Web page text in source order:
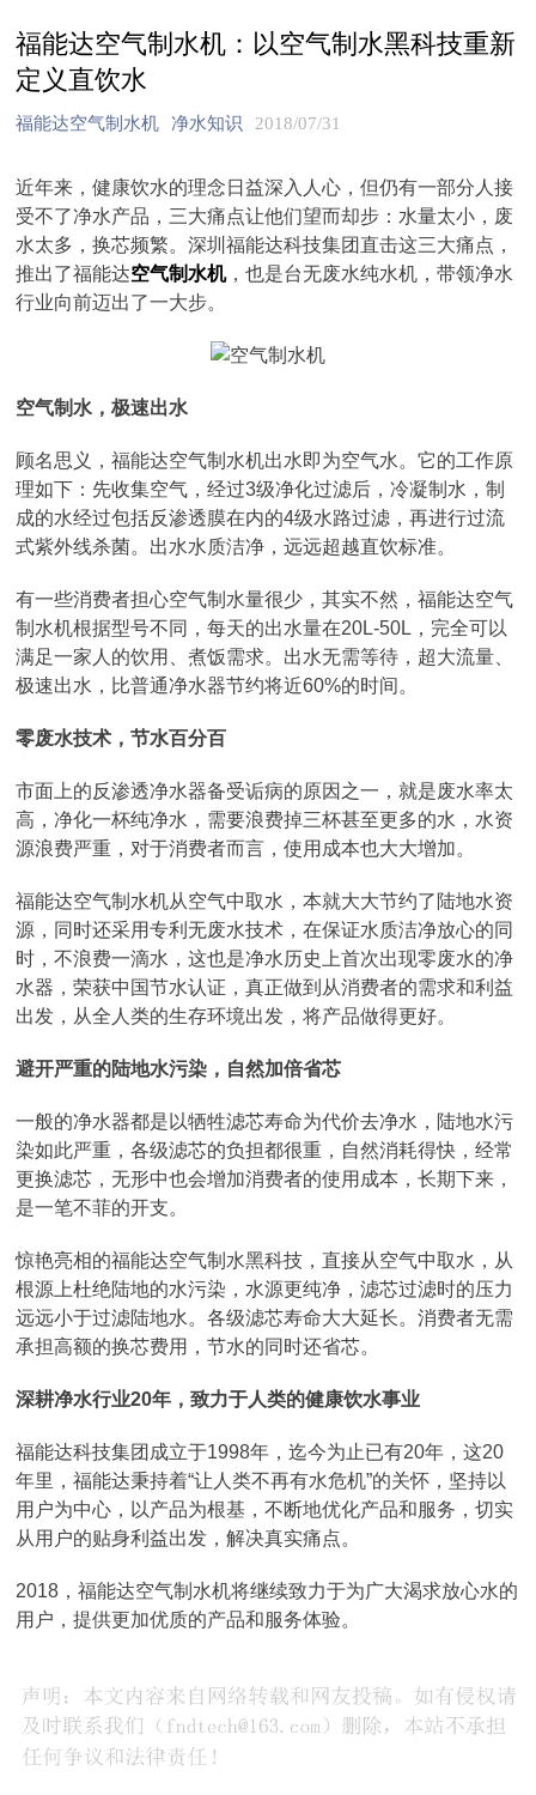
福能达空气制水机：以空气制水黑科技重新
定义直饮水
福能达空气制水机 净水知识 2018/07/31
近年来，健康饮水的理念日益深入人心，但仍有一部分人接
受不了净水产品，三大痛点让他们望而却步：水量太小，废
水太多，换芯频繁。深圳福能达科技集团直击这三大痛点，
推出了福能达空气制水机，也是台无废水纯水机，带领净水
行业向前迈出了一大步。
空气制水，极速出水
顾名思义，福能达空气制水机出水即为空气水。它的工作原
理如下：先收集空气，经过3级净化过滤后，冷凝制水，制
成的水经过包括反渗透膜在内的4级水路过滤，再进行过流
式紫外线杀菌。出水水质洁净，远远超越直饮标准。
有一些消费者担心空气制水量很少，其实不然，福能达空气
制水机根据型号不同，每天的出水量在20L-50L，完全可以
满足一家人的饮用、煮饭需求。出水无需等待，超大流量、
极速出水，比普通净水器节约将近60%的时间。
零废水技术，节水百分百
市面上的反渗透净水器备受诟病的原因之一，就是废水率太
高，净化一杯纯净水，需要浪费掉三杯甚至更多的水，水资
源浪费严重，对于消费者而言，使用成本也大大增加。
福能达空气制水机从空气中取水，本就大大节约了陆地水资
源，同时还采用专利无废水技术，在保证水质洁净放心的同
时，不浪费一滴水，这也是净水历史上首次出现零废水的净
水器，荣获中国节水认证，真正做到从消费者的需求和利益
出发，从全人类的生存环境出发，将产品做得更好。
避开严重的陆地水污染，自然加倍省芯
一般的净水器都是以牺牲滤芯寿命为代价去净水，陆地水污
染如此严重，各级滤芯的负担都很重，自然消耗得快，经常
更换滤芯，无形中也会增加消费者的使用成本，长期下来，
是一笔不菲的开支。
惊艳亮相的福能达空气制水黑科技，直接从空气中取水，从
根源上杜绝陆地的水污染，水源更纯净，滤芯过滤时的压力
远远小于过滤陆地水。各级滤芯寿命大大延长。消费者无需
承担高额的换芯费用，节水的同时还省芯。
深耕净水行业20年，致力于人类的健康饮水事业
福能达科技集团成立于1998年，迄今为止已有20年，这20
年里，福能达秉持着“让人类不再有水危机”的关怀，坚持以
用户为中心，以产品为根基，不断地优化产品和服务，切实
从用户的贴身利益出发，解决真实痛点。
2018，福能达空气制水机将继续致力于为广大渴求放心水的
用户，提供更加优质的产品和服务体验。